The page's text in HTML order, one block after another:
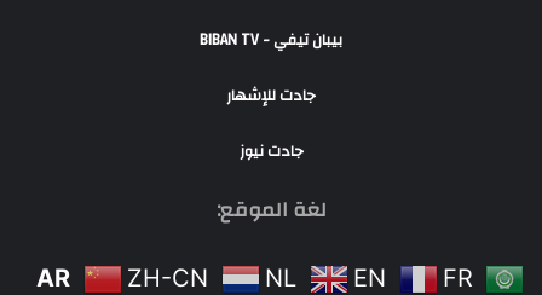
بيبان تيفي - BIBAN TV
جادت للإشهار
جادت نيوز
لغة الموقع:
AR ZH-CN NL EN
FR